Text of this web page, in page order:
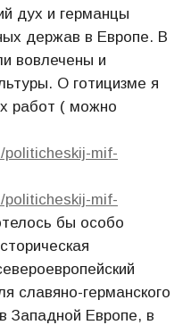
дух и германцы
держав в Европе. В
вовлечены и
О готицизме я
работ ( можно
politicheskij-mif-
politicheskij-mif-
бы особо
славяно-германского
Западной Европе, в